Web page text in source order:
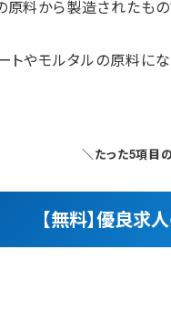
料から製造されたもの
トやモルタルの原料にな
＼たった5項目
【無料】優良求